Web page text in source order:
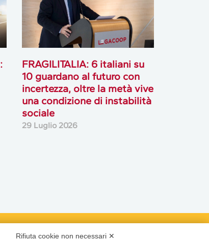
FRAGILITALIA: 6 italiani su
10 guardano al futuro con
incertezza, oltre la metà vive
una condizione di instabilità
sociale
29 Luglio 2026
Rifiuta cookie non necessari ✕